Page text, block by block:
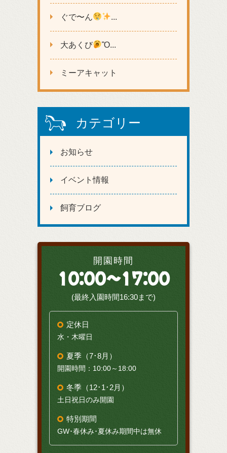
ぐで〜ん ...
大あくび Ὂ...
ミーアキャット
カテゴリー
お知らせ
イベント情報
飼育ブログ
開園時間
10:00～17:00
(最終入園時間16:30まで)
定休日
水・木曜日
夏季（7･8月）
開園時間：10:00～18:00
冬季（12･1･2月）
土日祝日のみ開園
特別期間
GW･春休み･夏休み期間中は無休